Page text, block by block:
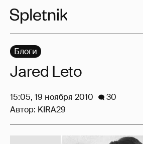
Блоги
Jared Leto
15:05, 19 ноября 2010
30
Автор: KIRA29